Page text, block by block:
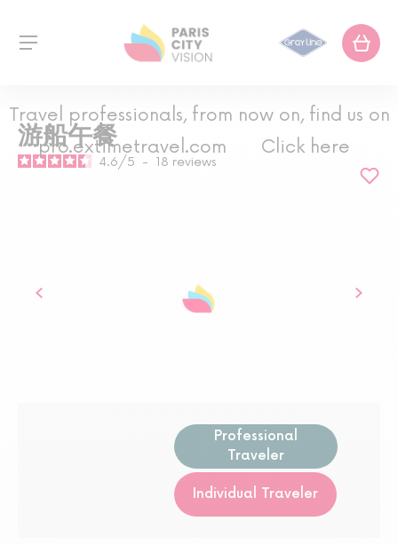
Travel professionals, from now on, find us on
pro.extimetravel.com
Click here
游船午餐
4.6/5 - 18 reviews
Professional
Traveler
Individual Traveler